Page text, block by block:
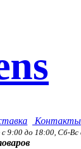
Контакты
9:00 до 18:00, Сб-Вс